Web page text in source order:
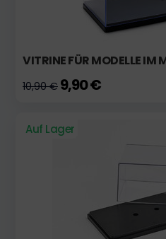
VITRINE FÜR MODELLE IM
10,90 € 9,90 €
Auf Lager